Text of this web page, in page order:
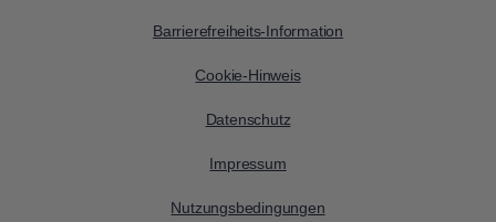
Barrierefreiheits-Information
Cookie-Hinweis
Datenschutz
Impressum
Nutzungsbedingungen